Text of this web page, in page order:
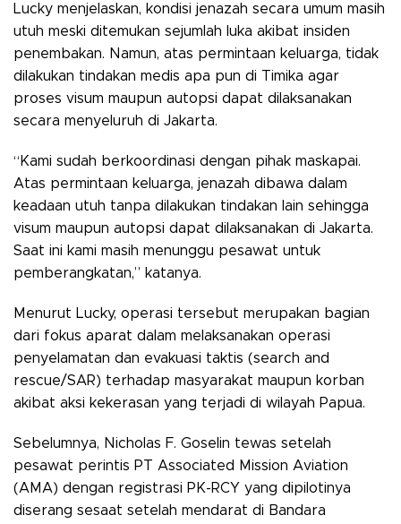
Lucky menjelaskan, kondisi jenazah secara umum masih
utuh meski ditemukan sejumlah luka akibat insiden
penembakan. Namun, atas permintaan keluarga, tidak
dilakukan tindakan medis apa pun di Timika agar
proses visum maupun autopsi dapat dilaksanakan
secara menyeluruh di Jakarta.
“Kami sudah berkoordinasi dengan pihak maskapai.
Atas permintaan keluarga, jenazah dibawa dalam
keadaan utuh tanpa dilakukan tindakan lain sehingga
visum maupun autopsi dapat dilaksanakan di Jakarta.
Saat ini kami masih menunggu pesawat untuk
pemberangkatan,” katanya.
Menurut Lucky, operasi tersebut merupakan bagian
dari fokus aparat dalam melaksanakan operasi
penyelamatan dan evakuasi taktis (search and
rescue/SAR) terhadap masyarakat maupun korban
akibat aksi kekerasan yang terjadi di wilayah Papua.
Sebelumnya, Nicholas F. Goselin tewas setelah
pesawat perintis PT Associated Mission Aviation
(AMA) dengan registrasi PK-RCY yang dipilotinya
diserang sesaat setelah mendarat di Bandara